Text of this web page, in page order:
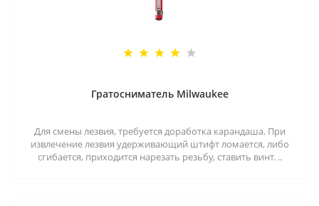
Гратосниматель Milwaukee
Для смены лезвия, требуется доработка карандаша. При
извлечение лезвия удерживающий штифт ломается, либо
сгибается, приходится нарезать резьбу, ставить винт. ..